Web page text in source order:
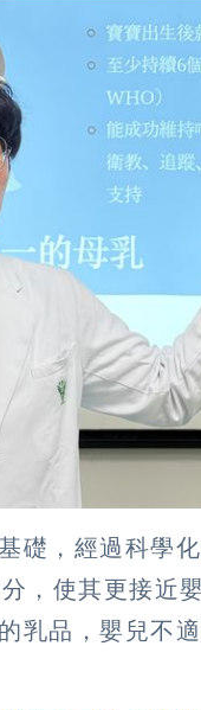
礎，經過科學
，使其更接近
乳品，嬰兒不